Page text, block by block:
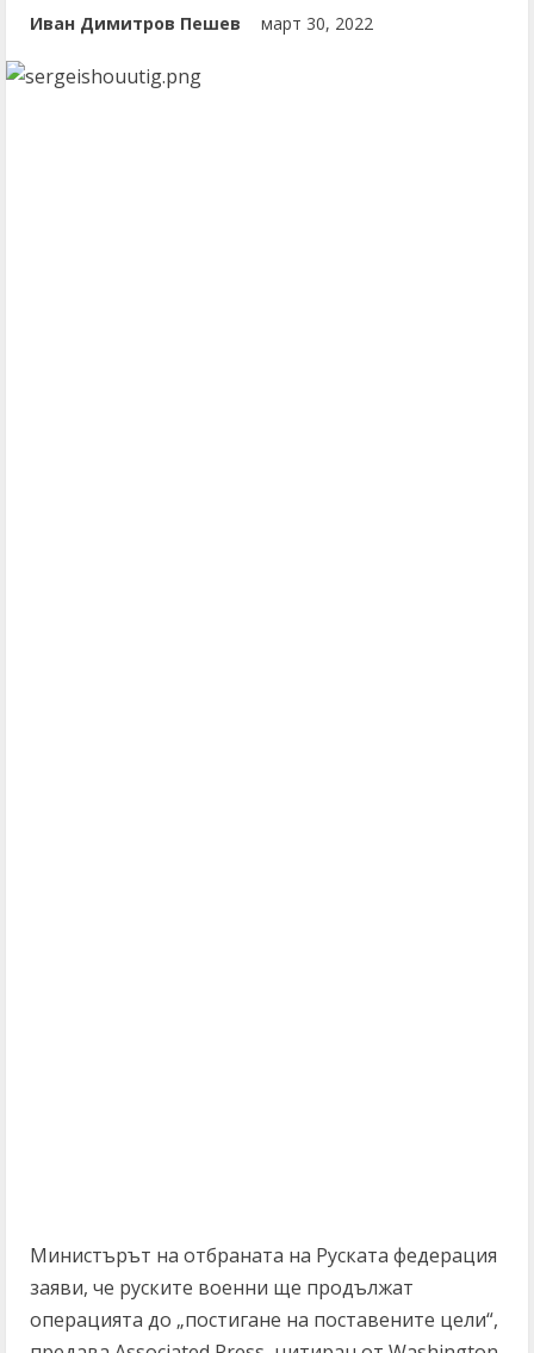
Иван Димитров Пешев март 30, 2022
Министърът на отбраната на Руската федерация
заяви, че руските военни ще продължат
операцията до „постигане на поставените цели“,